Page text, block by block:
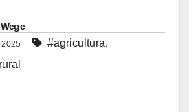
#agricultura,